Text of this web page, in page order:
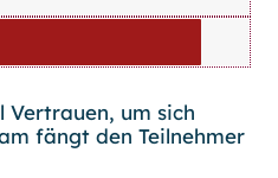
Vertrauen, um sich
fängt den Teilnehmer